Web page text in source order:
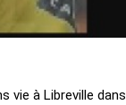
vie à Libreville dans